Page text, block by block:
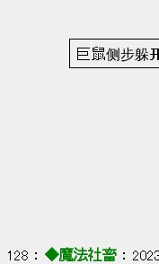
.　　
.
│巨鼠侧步躲开
.　　
.　
对伊丽莎
命中检定
伤害计算
128 ： ◆魔法社畜 ：